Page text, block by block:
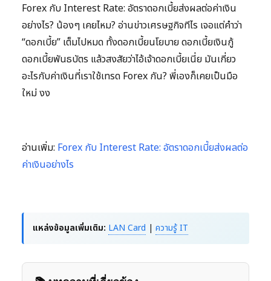
Forex กับ Interest Rate: อัตราดอกเบี้ยส่งผลต่อค่าเงิน
อย่างไร? น้องๆ เคยไหม? อ่านข่าวเศรษฐกิจทีไร เจอแต่คำว่า
“ดอกเบี้ย” เต็มไปหมด ทั้งดอกเบี้ยนโยบาย ดอกเบี้ยเงินกู้
ดอกเบี้ยพันธบัตร แล้วสงสัยว่าไอ้เจ้าดอกเบี้ยเนี่ย มันเกี่ยว
อะไรกับค่าเงินที่เราใช้เทรด Forex กัน? พี่เองก็เคยเป็นมือ
ใหม่ งง
อ่านเพิ่ม: Forex กับ Interest Rate: อัตราดอกเบี้ยส่งผลต่อ
ค่าเงินอย่างไร
แหล่งข้อมูลเพิ่มเติม: LAN Card | ความรู้ IT